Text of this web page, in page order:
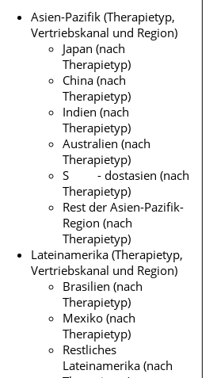
Asien-Pazifik (Therapietyp,
Vertriebskanal und Region)
Japan (nach
Therapietyp)
China (nach
Therapietyp)
Indien (nach
Therapietyp)
Australien (nach
Therapietyp)
S - dostasien (nach
Therapietyp)
Rest der Asien-Pazifik-
Region (nach
Therapietyp)
Lateinamerika (Therapietyp,
Vertriebskanal und Region)
Brasilien (nach
Therapietyp)
Mexiko (nach
Therapietyp)
Restliches
Lateinamerika (nach